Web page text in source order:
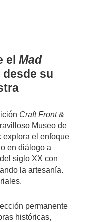
elMad
desde su
Craft Front &
Museo de
explora el enfoque
en diálogo a
siglo XX con
la artesanía.
permanente
históricas,